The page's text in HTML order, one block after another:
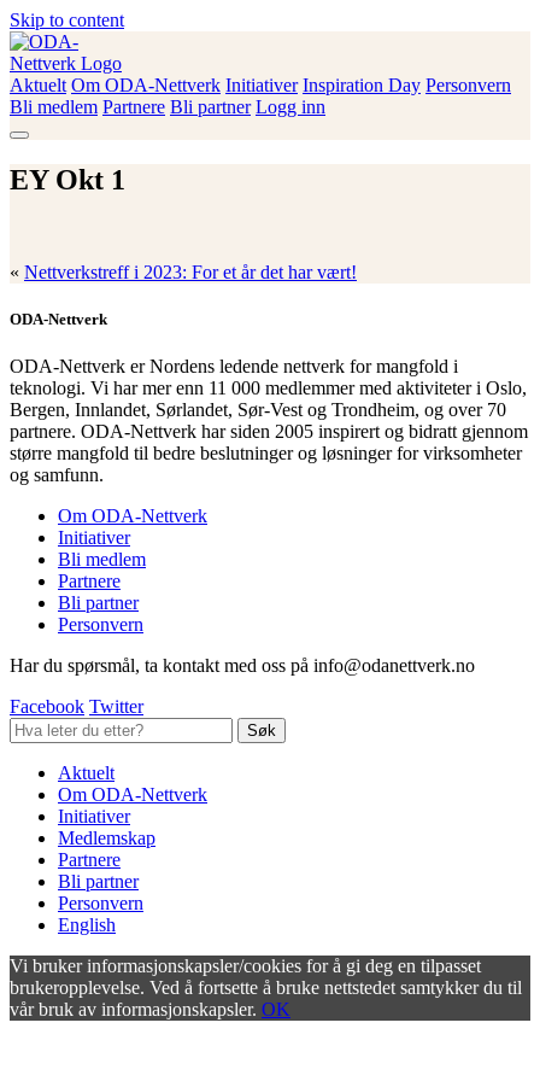
Skip to content
ODA-Nettverk
Aktuelt Om ODA-Nettverk Initiativer Inspiration Day Personvern
Bli medlem Partnere Bli partner Logg inn
EY Okt 1
« Nettverkstreff i 2023: For et år det har vært!
ODA-Nettverk
ODA-Nettverk er Nordens ledende nettverk for mangfold i
teknologi. Vi har mer enn 11 000 medlemmer med aktiviteter i Oslo,
Bergen, Innlandet, Sørlandet, Sør-Vest og Trondheim, og over 70
partnere. ODA-Nettverk har siden 2005 inspirert og bidratt gjennom
større mangfold til bedre beslutninger og løsninger for virksomheter
og samfunn.
Om ODA-Nettverk
Initiativer
Bli medlem
Partnere
Bli partner
Personvern
Har du spørsmål, ta kontakt med oss på info@odanettverk.no
Facebook Twitter
Aktuelt
Om ODA-Nettverk
Initiativer
Medlemskap
Partnere
Bli partner
Personvern
English
Vi bruker informasjonskapsler/cookies for å gi deg en tilpasset
brukeropplevelse. Ved å fortsette å bruke nettstedet samtykker du til
vår bruk av informasjonskapsler. OK